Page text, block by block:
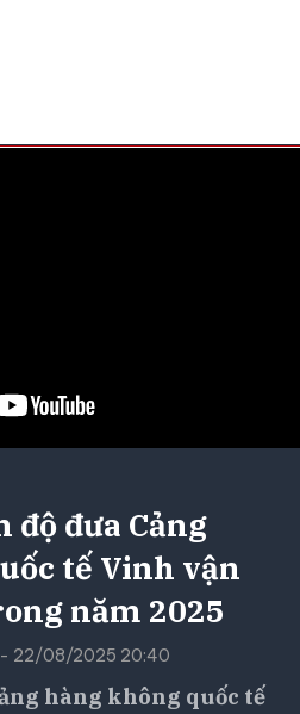
đưa Cảng
tế Vinh vận
năm 2025
- 22/08/2025 20:40
hàng không quốc tế